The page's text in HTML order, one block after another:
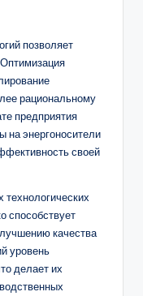
позволяет
Оптимизация
рациональному
предприятия
на энергоносители
своей
способствует
качества
уровень
делает их